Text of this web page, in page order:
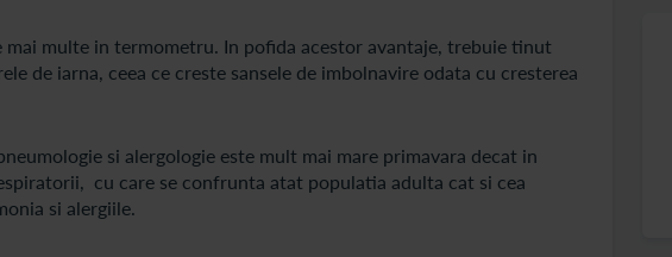
multe in termometru. In pofida acestor avantaje, trebuie tinut
de iarna, ceea ce creste sansele de imbolnavire odata cu cresterea
si alergologie este mult mai mare primavara decat in
cu care se confrunta atat populatia adulta cat si cea
si alergiile.